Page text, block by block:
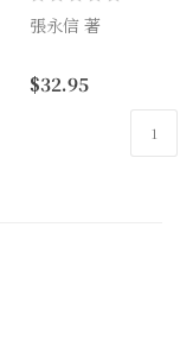
張永信 著
長的書信，信中牽涉
也非常多，包括結
淫、爭訟、吃祭偶像
婚與再婚、聖餐混
$32.95